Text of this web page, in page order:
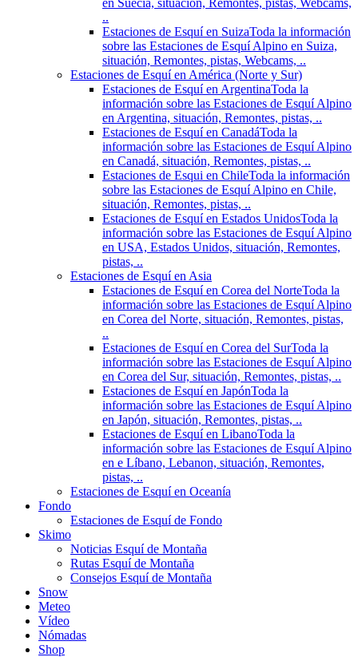
en Suecia, situación, Remontes, pistas, Webcams,
..
Estaciones de Esquí en SuizaToda la información
sobre las Estaciones de Esquí Alpino en Suiza,
situación, Remontes, pistas, Webcams, ..
Estaciones de Esquí en América (Norte y Sur)
Estaciones de Esquí en ArgentinaToda la
información sobre las Estaciones de Esquí Alpino
en Argentina, situación, Remontes, pistas, ..
Estaciones de Esquí en CanadáToda la
información sobre las Estaciones de Esquí Alpino
en Canadá, situación, Remontes, pistas, ..
Estaciones de Esqui en ChileToda la información
sobre las Estaciones de Esquí Alpino en Chile,
situación, Remontes, pistas, ..
Estaciones de Esquí en Estados UnidosToda la
información sobre las Estaciones de Esquí Alpino
en USA, Estados Unidos, situación, Remontes,
pistas, ..
Estaciones de Esquí en Asia
Estaciones de Esquí en Corea del NorteToda la
información sobre las Estaciones de Esquí Alpino
en Corea del Norte, situación, Remontes, pistas,
..
Estaciones de Esquí en Corea del SurToda la
información sobre las Estaciones de Esquí Alpino
en Corea del Sur, situación, Remontes, pistas, ..
Estaciones de Esquí en JapónToda la
información sobre las Estaciones de Esquí Alpino
en Japón, situación, Remontes, pistas, ..
Estaciones de Esquí en LibanoToda la
información sobre las Estaciones de Esquí Alpino
en e Líbano, Lebanon, situación, Remontes,
pistas, ..
Estaciones de Esquí en Oceanía
Fondo
Estaciones de Esquí de Fondo
Skimo
Noticias Esquí de Montaña
Rutas Esquí de Montaña
Consejos Esquí de Montaña
Snow
Meteo
Vídeo
Nómadas
Shop